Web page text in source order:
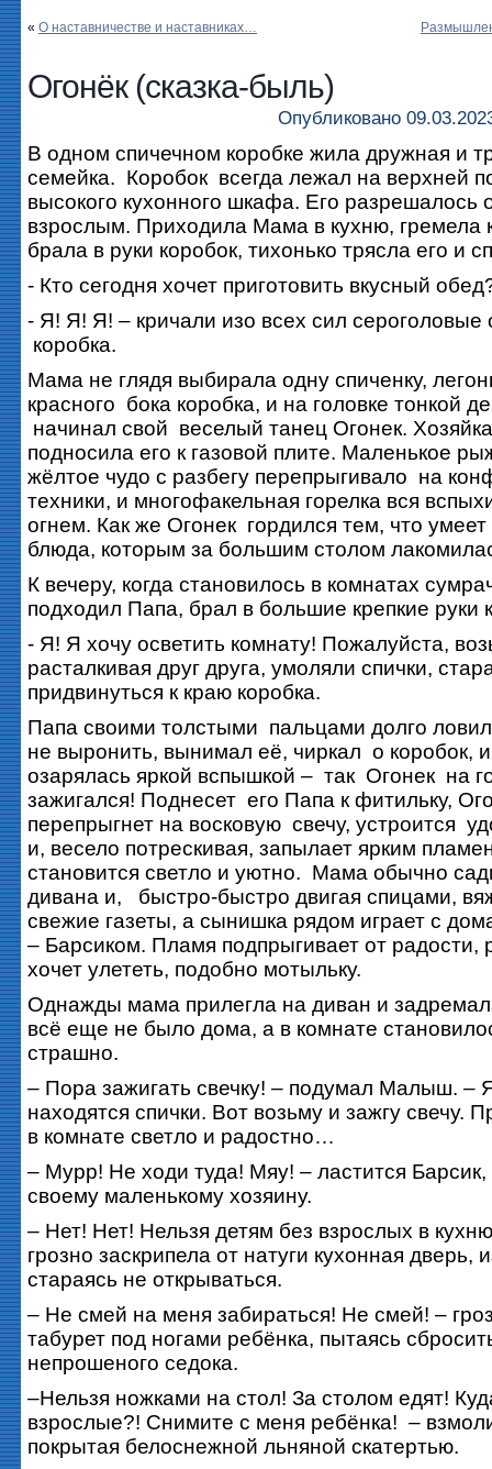
« О наставничестве и наставниках…
Огонёк (cказка-быль)
Опубликовано
В одном спичечном коробке жила дружная и
семейка. Коробок всегда лежал на верхней
высокого кухонного шкафа. Его разрешалось
взрослым. Приходила Мама в кухню, гремела
брала в руки коробок, тихонько трясла его и
- Кто сегодня хочет приготовить вкусный
- Я! Я! Я! – кричали изо всех сил сероголовые
коробка.
Мама не глядя выбирала одну спиченку,
красного бока коробка, и на головке тонкой
начинал свой веселый танец Огонек.
подносила его к газовой плите. Маленькое
жёлтое чудо с разбегу перепрыгивало на
техники, и многофакельная горелка вся
огнем. Как же Огонек гордился тем, что умеет
блюда, которым за большим столом
К вечеру, когда становилось в комнатах
подходил Папа, брал в большие крепкие руки
- Я! Я хочу осветить комнату! Пожалуйста,
расталкивая друг друга, умоляли спички,
придвинуться к краю коробка.
Папа своими толстыми пальцами долго ловил
не выронить, вынимал её, чиркал о коробок,
озарялась яркой вспышкой – так Огонек на
зажигался! Поднесет его Папа к фитильку,
перепрыгнет на восковую свечу, устроится
и, весело потрескивая, запылает ярким
становится светло и уютно. Мама обычно
дивана и, быстро-быстро двигая спицами,
свежие газеты, а сынишка рядом играет с
– Барсиком. Пламя подпрыгивает от радости,
хочет улететь, подобно мотыльку.
Однажды мама прилегла на диван и
всё еще не было дома, а в комнате
страшно.
– Пора зажигать свечку! – подумал Малыш. –
находятся спички. Вот возьму и зажгу свечу.
в комнате светло и радостно…
– Мурр! Не ходи туда! Мяу! – ластится Барсик,
своему маленькому хозяину.
– Нет! Нет! Нельзя детям без взрослых в
грозно заскрипела от натуги кухонная дверь,
стараясь не открываться.
– Не смей на меня забираться! Не смей! –
табурет под ногами ребёнка, пытаясь
непрошеного седока.
–Нельзя ножками на стол! За столом едят!
взрослые?! Снимите с меня ребёнка! –
покрытая белоснежной льняной скатертью.